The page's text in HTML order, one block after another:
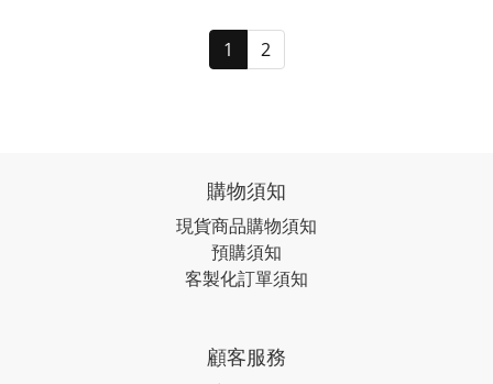
1 2
購物須知
現貨商品購物須知
預購須知
客製化訂單須知
顧客服務